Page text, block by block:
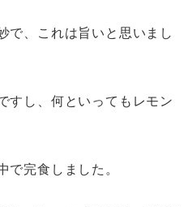
で、これは旨いと思いまし
すし、何といってもレモン
で完食しました。